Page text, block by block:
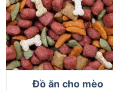
Đồ ăn cho mèo